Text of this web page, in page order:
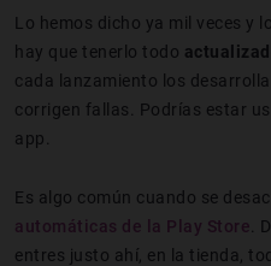
Lo hemos dicho ya mil veces y
hay que tenerlo todo
cada lanzamiento los
corrigen fallas. Podrías estar
app.
Es algo común cuando se
automáticas de la Play Store .
entres justo ahí, en la tienda,